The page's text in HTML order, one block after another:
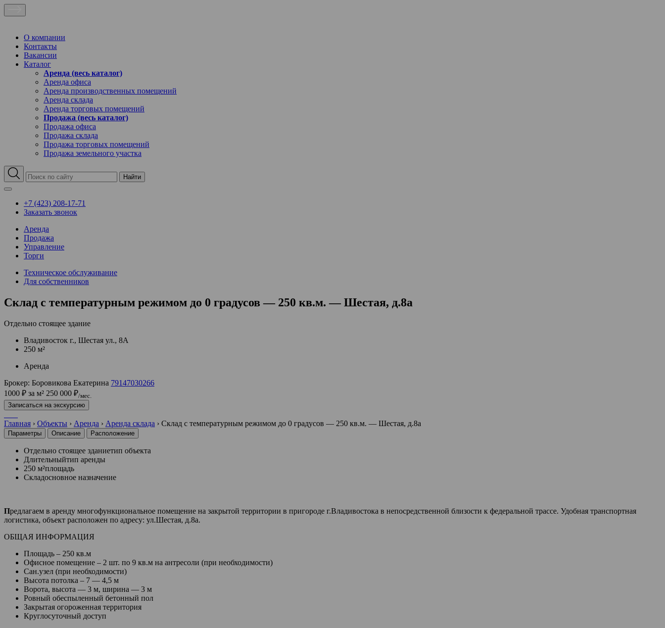
О компании
Контакты
Вакансии
Каталог
Аренда (весь каталог)
Аренда офиса
Аренда производственных помещений
Аренда склада
Аренда торговых помещений
Продажа (весь каталог)
Продажа офиса
Продажа склада
Продажа торговых помещений
Продажа земельного участка
Найти
+7 (423) 208-17-71
Заказать звонок
Аренда
Продажа
Управление
Торги
Техническое обслуживание
Для собственников
Склад с температурным режимом до 0 градусов — 250 кв.м. — Шестая, д.8а
Отдельно стоящее здание
Владивосток г., Шестая ул., 8А
250 м²
Аренда
Брокер: Боровикова Екатерина 79147030266
1000 ₽ за м² 250 000 ₽/мес.
Записаться на экскурсию
Главная › Объекты › Аренда › Аренда склада › Склад с температурным режимом до 0 градусов — 250 кв.м. — Шестая, д.8а
Параметры Описание Расположение
Отдельно стоящее зданиетип объекта
Длительныйтип аренды
250 м²площадь
Складосновное назначение
Предлагаем в аренду многофункциональное помещение на закрытой территории в пригороде г.Владивостока в непосредственной близости к федеральной трассе. Удобная транспортная
логистика, объект расположен по адресу: ул.Шестая, д.8а.
ОБЩАЯ ИНФОРМАЦИЯ
Площадь – 250 кв.м
Офисное помещение – 2 шт. по 9 кв.м на антресоли (при необходимости)
Сан.узел (при необходимости)
Высота потолка – 7 — 4,5 м
Ворота, высота — 3 м, ширина — 3 м
Ровный обеспыленный бетонный пол
Закрытая огороженная территория
Круглосуточный доступ